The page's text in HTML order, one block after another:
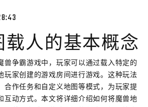
人的基本概念
兽争霸游戏中，玩家可以通过载入特定的
玩家创建的游戏房间进行游戏。这种玩法
合作任务和自定义地图等模式，为玩家提
互动方式。本文将详细介绍如何将魔兽地